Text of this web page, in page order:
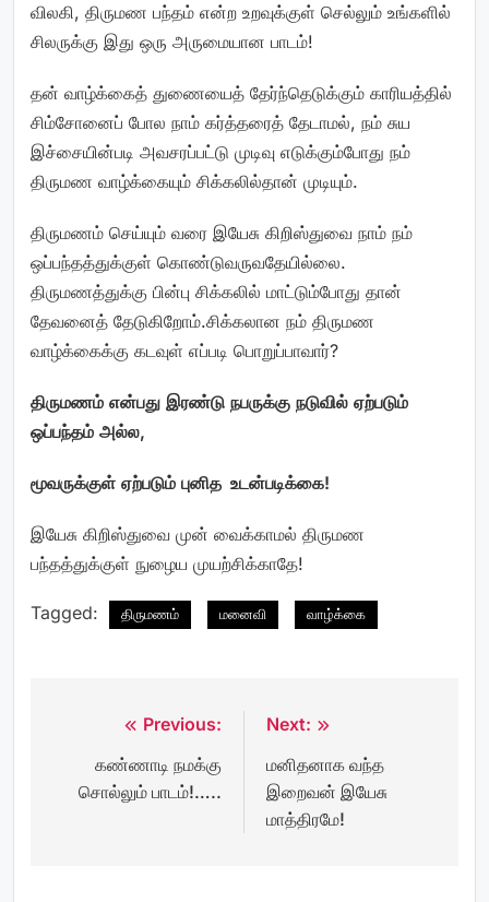
விலகி, திருமண பந்தம் என்ற உறவுக்குள் செல்லும் உங்களில்
சிலருக்கு இது ஒரு அருமையான பாடம்!
தன் வாழ்க்கைத் துணையைத் தேர்ந்தெடுக்கும் காரியத்தில்
சிம்சோனைப் போல நாம் கர்த்தரைத் தேடாமல், நம் சுய
இச்சையின்படி அவசரப்பட்டு முடிவு எடுக்கும்போது நம்
திருமண வாழ்க்கையும் சிக்கலில்தான் முடியும்.
திருமணம் செய்யும் வரை இயேசு கிறிஸ்துவை நாம் நம்
ஒப்பந்தத்துக்குள் கொண்டுவருவதேயில்லை.
திருமணத்துக்கு பின்பு சிக்கலில் மாட்டும்போது தான்
தேவனைத் தேடுகிறோம்.சிக்கலான நம் திருமண
வாழ்க்கைக்கு கடவுள் எப்படி பொறுப்பாவார்?
திருமணம் என்பது இரண்டு நபருக்கு நடுவில் ஏற்படும்
ஒப்பந்தம் அல்ல,
மூவருக்குள் ஏற்படும் புனித உடன்படிக்கை!
இயேசு கிறிஸ்துவை முன் வைக்காமல் திருமண
பந்தத்துக்குள் நுழைய முயற்சிக்காதே!
Tagged: திருமணம் மனைவி வாழ்க்கை
navigation
Previous:
கண்ணாடி நமக்கு
சொல்லும் பாடம்!…..
Next:
மனிதனாக வந்த
இறைவன் இயேசு
மாத்திரமே!